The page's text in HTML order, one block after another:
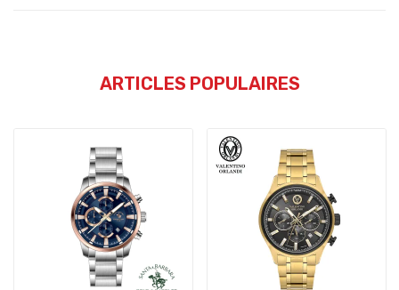
ARTICLES POPULAIRES